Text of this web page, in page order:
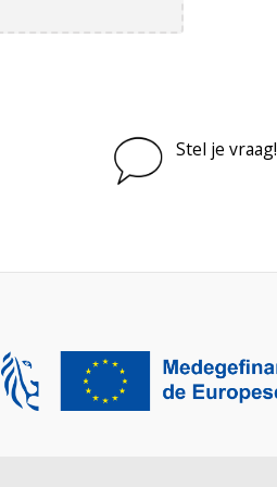
Stel je vraag!